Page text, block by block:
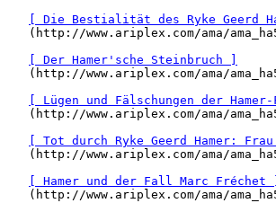
[ Die Bestialität des Ryke Geerd
(http://www.ariplex.com/ama/
[ Der Hamer'sche Steinbruch ]
(http://www.ariplex.com/ama/
[ Lügen und Fälschungen der
(http://www.ariplex.com/ama/
[ Tot durch Ryke Geerd Hamer: Frau
(http://www.ariplex.com/ama/
[ Hamer und der Fall Marc Fréchet ]
(http://www.ariplex.com/ama/